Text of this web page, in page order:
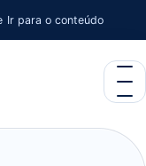
Ir para o conteúdo